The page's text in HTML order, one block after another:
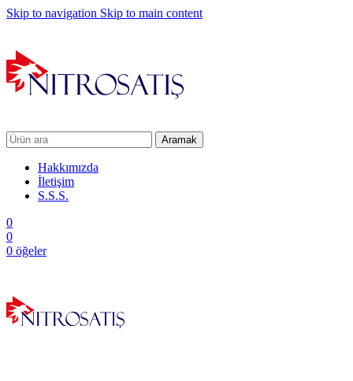
Skip to navigation Skip to main content
Aramak
Hakkımızda
İletişim
S.S.S.
0
0
0 öğeler